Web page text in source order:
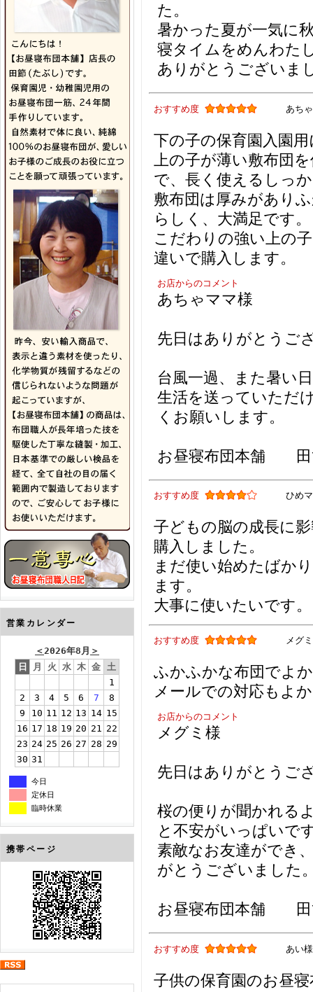
営業カレンダー
＜2026年8月 ＞
日
月 火 水 木 金 土
1
2
3 4 5 6 7
8
9
10 11 12 13 14 15
16 17 18 19 20 21 22
23 24 25 26 27 28 29
30 31
今日
定休日
臨時休業
携帯ページ
た。
暑かった夏が一気に
寝タイムをめんわた
ありがとうございま
おすすめ度 あち
下の子の保育園入園
上の子が薄い敷布団
で、長く使えるしっ
敷布団は厚みがあり
らしく、大満足です。
こだわりの強い上の
違いで購入します。
お店からのコメント
あちゃママ様
先日はありがとうご
台風一過、また暑い
生活を送っていただ
くお願いします。
お昼寝布団本舗 田
おすすめ度 ひめ
子どもの脳の成長に
購入しました。
まだ使い始めたばか
ます。
大事に使いたいです。
おすすめ度 メグ
ふかふかな布団でよ
メールでの対応もよ
お店からのコメント
メグミ様
先日はありがとうご
桜の便りが聞かれる
と不安がいっぱいで
素敵なお友達ができ
がとうございました
お昼寝布団本舗 田
おすすめ度 あい様
子供の保育園のお昼